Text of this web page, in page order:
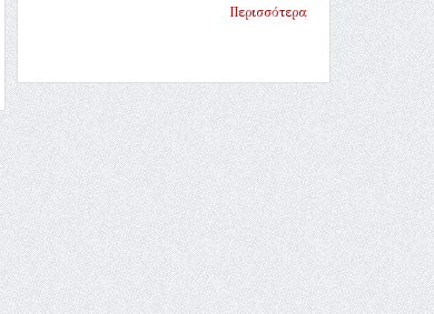
Περισσότερα